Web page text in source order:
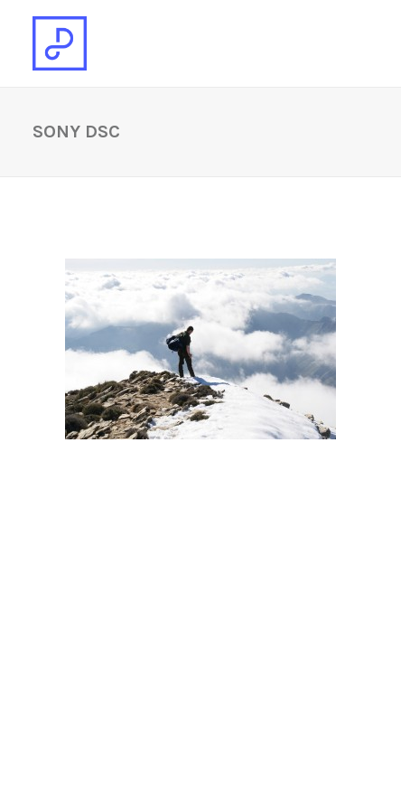
SONY DSC